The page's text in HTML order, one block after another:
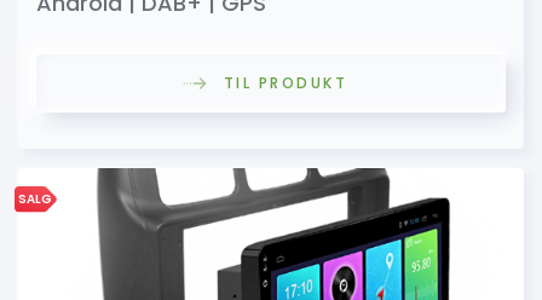
TIL PRODUKT
SALG